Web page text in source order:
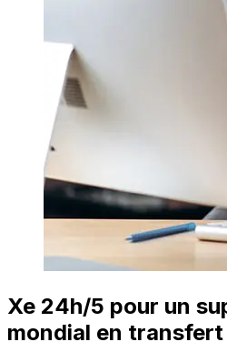
Xe 24h/5 pour un
mondial en transfert